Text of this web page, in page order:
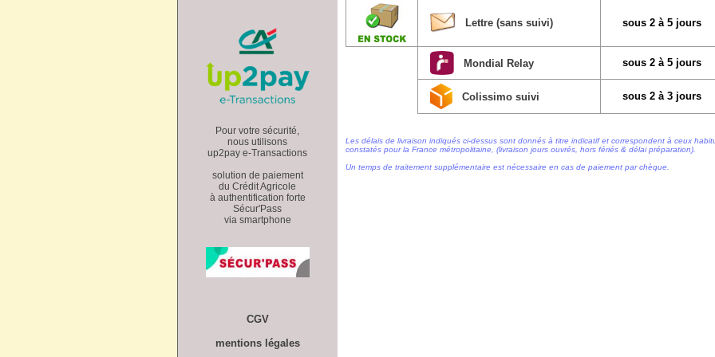
Pour votre sécurité,
nous utilisons
up2pay e-Transactions
solution de paiement
du Crédit Agricole
à authentification forte
Sécur'Pass
via smartphone
CGV
mentions légales
Lettre (sans suivi) sous 2 à 5 jours
Mondial Relay sous 2 à 5 jours
Colissimo suivi sous 2 à 3 jours
Les délais de livraison indiqués ci-dessus sont donnés à titre indicatif et correspondent à ceux
constatés pour la France métropolitaine, (livraison jours ouvrés, hors fériés & délai préparation).
Un temps de traitement supplémentaire est nécessaire en cas de paiement par chèque.